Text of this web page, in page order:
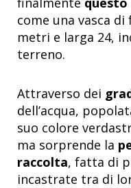
come una vasca
metri e larga 24,
terreno.
Attraverso dei
dell’acqua,
suo colore
ma sorprende la
raccolta, fatta di
incastrate tra di